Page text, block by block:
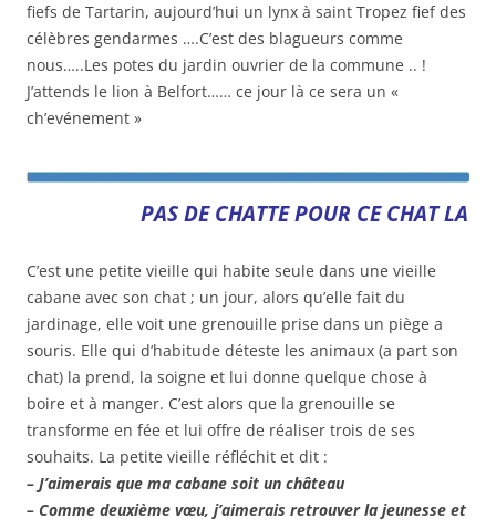
fiefs de Tartarin, aujourd’hui un lynx à saint Tropez fief des
célèbres gendarmes ….C’est des blagueurs comme
nous…..Les potes du jardin ouvrier de la commune .. !
J’attends le lion à Belfort…… ce jour là ce sera un «
ch’evénement »
PAS DE CHATTE POUR CE CHAT LA
C’est une petite vieille qui habite seule dans une vieille
cabane avec son chat ; un jour, alors qu’elle fait du
jardinage, elle voit une grenouille prise dans un piège a
souris. Elle qui d’habitude déteste les animaux (a part son
chat) la prend, la soigne et lui donne quelque chose à
boire et à manger. C’est alors que la grenouille se
transforme en fée et lui offre de réaliser trois de ses
souhaits. La petite vieille réfléchit et dit :
– J’aimerais que ma cabane soit un château
– Comme deuxième vœu, j’aimerais retrouver la jeunesse et